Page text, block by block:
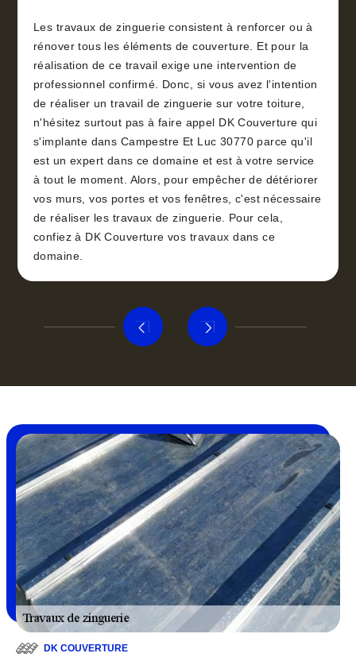
Les travaux de zinguerie consistent à renforcer ou à
rénover tous les éléments de couverture. Et pour la
réalisation de ce travail exige une intervention de
professionnel confirmé. Donc, si vous avez l'intention
de réaliser un travail de zinguerie sur votre toiture,
n'hésitez surtout pas à faire appel DK Couverture qui
s'implante dans Campestre Et Luc 30770 parce qu'il
est un expert dans ce domaine et est à votre service
à tout le moment. Alors, pour empêcher de détériorer
vos murs, vos portes et vos fenêtres, c'est nécessaire
de réaliser les travaux de zinguerie. Pour cela,
confiez à DK Couverture vos travaux dans ce
domaine.
DK COUVERTURE